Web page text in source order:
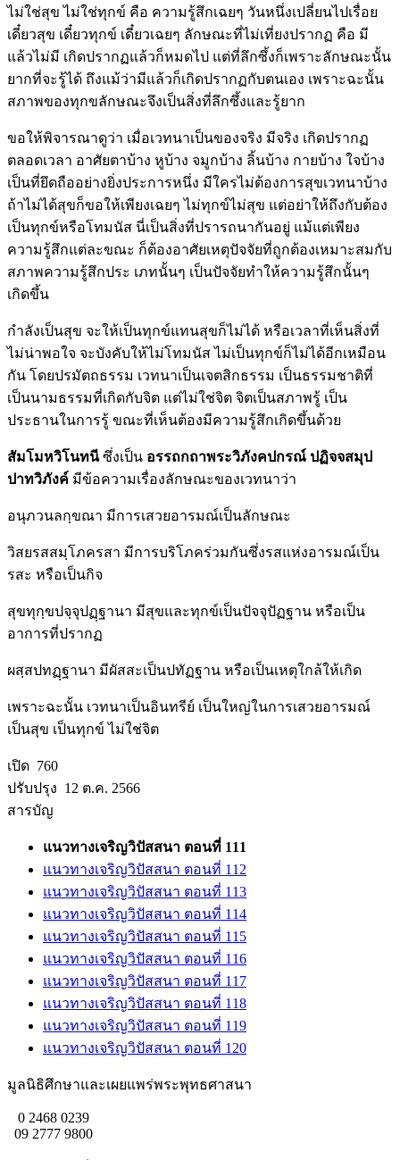
ไม่ใช่สุข ไม่ใช่ทุกข์ คือ ความรู้สึกเฉยๆ วันหนึ่งเปลี่ยนไปเรื่อย
เดี๋ยวสุข เดี๋ยวทุกข์ เดี๋ยวเฉยๆ ลักษณะที่ไม่เที่ยงปรากฏ คือ มี
แล้วไม่มี เกิดปรากฏแล้วก็หมดไป แต่ที่ลึกซึ้งก็เพราะลักษณะนั้น
ยากที่จะรู้ได้ ถึงแม้ว่ามีแล้วก็เกิดปรากฏกับตนเอง เพราะฉะนั้น
สภาพของทุกขลักษณะจึงเป็นสิ่งที่ลึกซึ้งและรู้ยาก
ขอให้พิจารณาดูว่า เมื่อเวทนาเป็นของจริง มีจริง เกิดปรากฏ
ตลอดเวลา อาศัยตาบ้าง หูบ้าง จมูกบ้าง ลิ้นบ้าง กายบ้าง ใจบ้าง
เป็นที่ยึดถืออย่างยิ่งประการหนึ่ง มีใครไม่ต้องการสุขเวทนาบ้าง
ถ้าไม่ได้สุขก็ขอให้เพียงเฉยๆ ไม่ทุกข์ไม่สุข แต่อย่าให้ถึงกับต้อง
เป็นทุกข์หรือโทมนัส นี่เป็นสิ่งที่ปรารถนากันอยู่ แม้แต่เพียง
ความรู้สึกแต่ละขณะ ก็ต้องอาศัยเหตุปัจจัยที่ถูกต้องเหมาะสมกับ
สภาพความรู้สึกประ เภทนั้นๆ เป็นปัจจัยทำให้ความรู้สึกนั้นๆ
เกิดขึ้น
กำลังเป็นสุข จะให้เป็นทุกข์แทนสุขก็ไม่ได้ หรือเวลาที่เห็นสิ่งที่
ไม่น่าพอใจ จะบังคับให้ไม่โทมนัส ไม่เป็นทุกข์ก็ไม่ได้อีกเหมือน
กัน โดยปรมัตถธรรม เวทนาเป็นเจตสิกธรรม เป็นธรรมชาติที่
เป็นนามธรรมที่เกิดกับจิต แต่ไม่ใช่จิต จิตเป็นสภาพรู้ เป็น
ประธานในการรู้ ขณะที่เห็นต้องมีความรู้สึกเกิดขึ้นด้วย
สัมโมหวิโนทนีซึ่งเป็น อรรถกถาพระวิภังคปกรณ์ ปฏิจจสมุป
ปาทวิภังค์ มีข้อความเรื่องลักษณะของเวทนาว่า
อนุภวนลกฺขณา มีการเสวยอารมณ์เป็นลักษณะ
วิสยรสสมฺโภครสา มีการบริโภคร่วมกันซึ่งรสแห่งอารมณ์เป็น
รสะ หรือเป็นกิจ
สุขทุกฺขปจฺจุปฏฺฐานา มีสุขและทุกข์เป็นปัจจุปัฏฐาน หรือเป็น
อาการที่ปรากฏ
ผสฺสปทฏฺฐานา มีผัสสะเป็นปทัฏฐาน หรือเป็นเหตุใกล้ให้เกิด
เพราะฉะนั้น เวทนาเป็นอินทรีย์ เป็นใหญ่ในการเสวยอารมณ์
เป็นสุข เป็นทุกข์ ไม่ใช่จิต
เปิด 760
ปรับปรุง 12 ต.ค. 2566
สารบัญ
แนวทางเจริญวิปัสสนา ตอนที่ 111
แนวทางเจริญวิปัสสนา ตอนที่ 112
แนวทางเจริญวิปัสสนา ตอนที่ 113
แนวทางเจริญวิปัสสนา ตอนที่ 114
แนวทางเจริญวิปัสสนา ตอนที่ 115
แนวทางเจริญวิปัสสนา ตอนที่ 116
แนวทางเจริญวิปัสสนา ตอนที่ 117
แนวทางเจริญวิปัสสนา ตอนที่ 118
แนวทางเจริญวิปัสสนา ตอนที่ 119
แนวทางเจริญวิปัสสนา ตอนที่ 120
มูลนิธิศึกษาและเผยแพร่พระพุทธศาสนา
0 2468 0239
09 2777 9800